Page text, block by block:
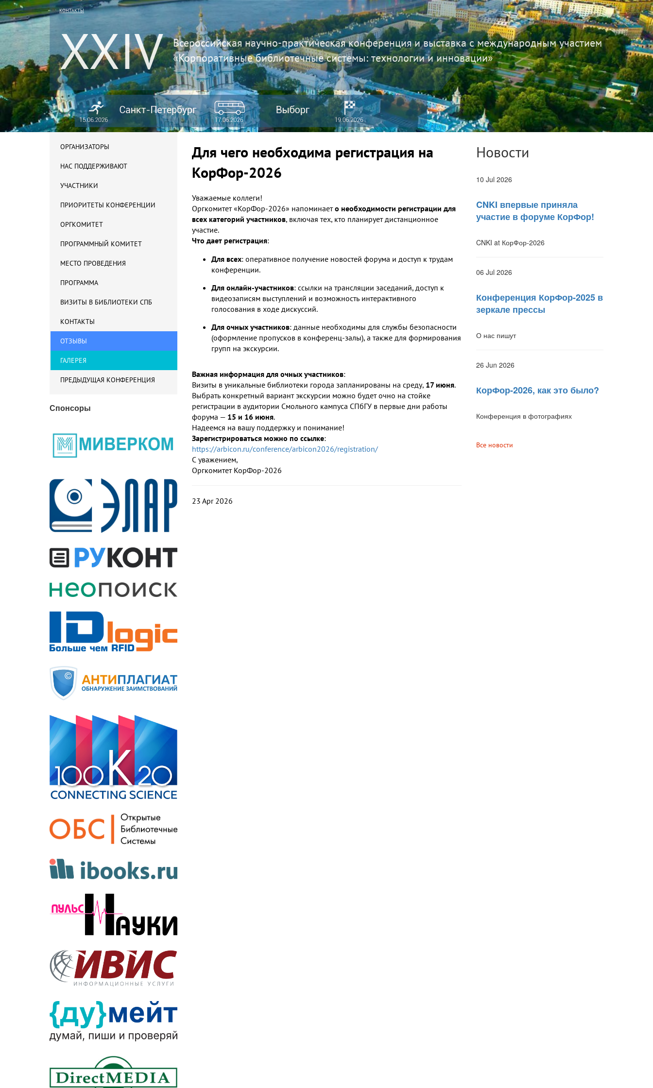
КОНТАКТЫ
XXIV
Всероссийская научно-практическая конференция и выставка с международным участием
«Корпоративные библиотечные системы: технологии и инновации»
ОРГАНИЗАТОРЫ
НАС ПОДДЕРЖИВАЮТ
УЧАСТНИКИ
ПРИОРИТЕТЫ КОНФЕРЕНЦИИ
ОРГКОМИТЕТ
ПРОГРАММНЫЙ КОМИТЕТ
МЕСТО ПРОВЕДЕНИЯ
ПРОГРАММА
ВИЗИТЫ В БИБЛИОТЕКИ СПБ
КОНТАКТЫ
ОТЗЫВЫ
ГАЛЕРЕЯ
ПРЕДЫДУЩАЯ КОНФЕРЕНЦИЯ
Спонсоры
Для чего необходима регистрация на
КорФор-2026
Уважаемые коллеги!
Оргкомитет «КорФор-2026» напоминаето необходимости регистрации для
всех категорий участников, включая тех, кто планирует дистанционное
участие.
Что дает регистрация:
Для всех: оперативное получение новостей форума и доступ к трудам
конференции.
Для онлайн-участников: ссылки на трансляции заседаний, доступ к
видеозаписям выступлений и возможность интерактивного
голосования в ходе дискуссий.
Для очных участников: данные необходимы для службы безопасности
(оформление пропусков в конференц-залы), а также для формирования
групп на экскурсии.
Важная информация для очных участников:
Визиты в уникальные библиотеки города запланированы на среду, 17 июня.
Выбрать конкретный вариант экскурсии можно будет очно на стойке
регистрации в аудитории Смольного кампуса СПбГУ в первые дни работы
форума — 15 и 16 июня.
Надеемся на вашу поддержку и понимание!
Зарегистрироваться можно по ссылке:
https://arbicon.ru/conference/arbicon2026/registration/
С уважением,
Оргкомитет КорФор-2026
23 Apr 2026
Новости
10 Jul 2026
CNKI впервые приняла
участие в форуме КорФор!
CNKI at КорФор-2026
06 Jul 2026
Конференция КорФор-2025 в
зеркале прессы
О нас пишут
26 Jun 2026
КорФор-2026, как это было?
Конференция в фотографиях
Все новости